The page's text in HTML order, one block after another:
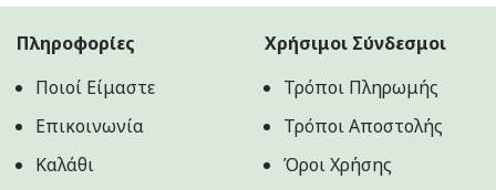
19.90€.είναι:
was:
17.90€.
τιμή
είναι:
15.90€.
Πληροφορίες
Ποιοί Είμαστε
Επικοινωνία
Καλάθι
Χρήσιμοι Σύνδεσμοι
Τρόποι Πληρωμής
Τρόποι Αποστολής
Όροι Χρήσης